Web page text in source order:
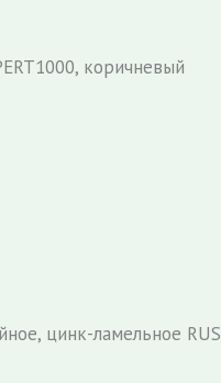
коричневый
цинк-ламельное